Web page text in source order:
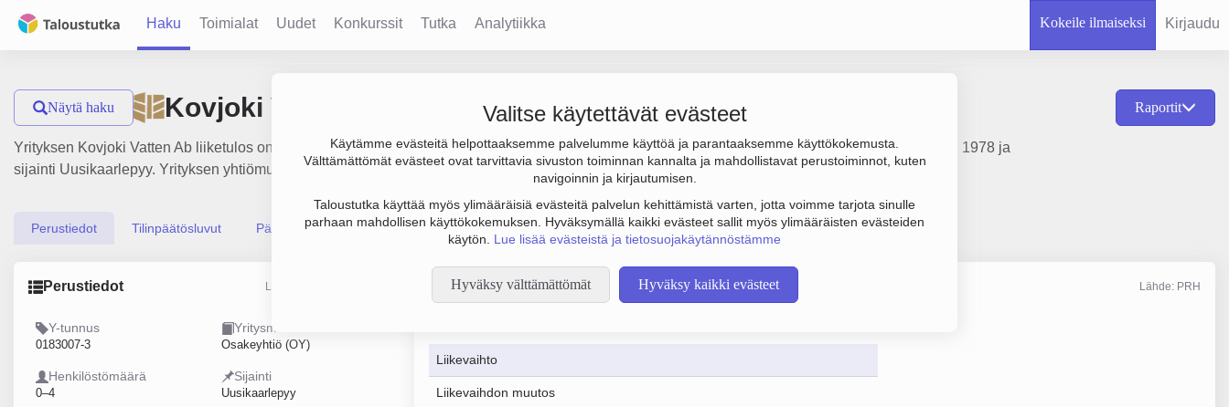
Haku Toimialat Uudet Konkurssit Tutka Analytiikka Kokeile ilmaiseksi Kirjaudu
Valitse käytettävät evästeet
Käytämme evästeitä helpottaaksemme palvelumme käyttöä ja parantaaksemme käyttökokemusta.
Välttämättömät evästeet ovat tarvittavia sivuston toiminnan kannalta ja mahdollistavat perustoiminnot, kuten
navigoinnin ja kirjautumisen.
Taloustutka käyttää myös ylimääräisiä evästeitä palvelun kehittämistä varten, jotta voimme tarjota sinulle
parhaan mahdollisen käyttökokemuksen. Hyväksymällä kaikki evästeet sallit myös ylimääräisten evästeiden
käytön. Lue lisää evästeistä ja tietosuojakäytännöstämme
Hyväksy välttämättömät Hyväksy kaikki evästeet
Näytä haku Kovjoki Vatten Ab Raportit
Yrityksen Kovjoki Vatten Ab liiketulos on 154 000 € ja henkilöstömäärä 2. Sen päätoimiala on Vedenhankinta, puhdistus ja jakelu, perustamisvuosi 1978 ja
sijainti Uusikaarlepyy. Yrityksen yhtiömuoto Osakeyhtiö (OY).
Perustiedot Tilinpäätösluvut Päättäjätiedot
Perustiedot Lähde: YTJ, PRH, Traficom
Y-tunnus
0183007-3
Yritysmuoto
Osakeyhtiö (OY)
Henkilöstömäärä
0–4
Sijainti
Uusikaarlepyy
Taloustiedot Lähde: PRH
Liikevaihto
Liikevaihdon muutos